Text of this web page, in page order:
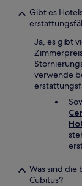
Gibt es
Ja, es gibt
verwende
Was sind die
Cubitus?